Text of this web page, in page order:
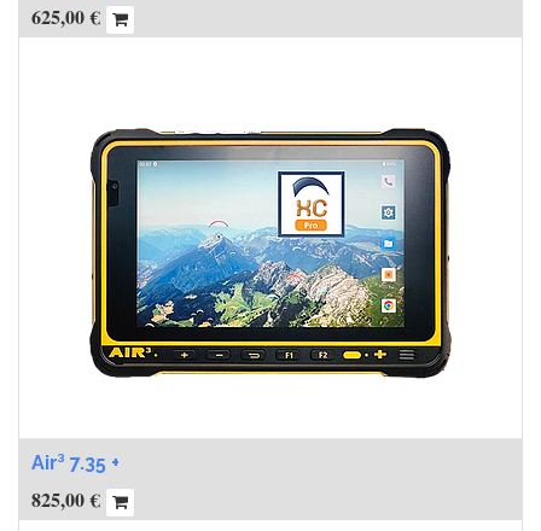
625,00€
Air³ 7.35 +
825,00€